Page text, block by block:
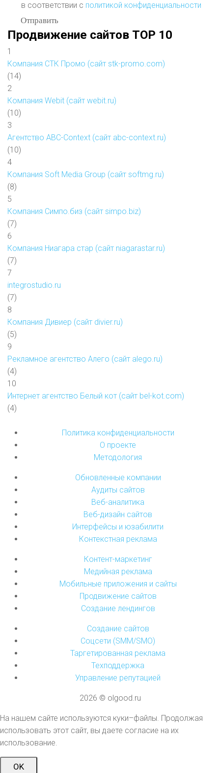
в соответствии с политикой конфиденциальности
Отправить
Продвижение сайтов TOP 10
1
Компания СТК Промо (сайт stk-promo.com)
(14)
2
Компания Webit (сайт webit.ru)
(10)
3
Агентство ABC-Context (сайт abc-context.ru)
(10)
4
Компания Soft Media Group (сайт softmg.ru)
(8)
5
Компания Симпо.биз (сайт simpo.biz)
(7)
6
Компания Ниагара стар (сайт niagarastar.ru)
(7)
7
integrostudio.ru
(7)
8
Компания Дивиер (сайт divier.ru)
(5)
9
Рекламное агентство Алего (сайт alego.ru)
(4)
10
Интернет агентство Белый кот (сайт bel-kot.com)
(4)
Политика конфиденциальности
О проекте
Методология
Обновленные компании
Аудиты сайтов
Веб-аналитика
Веб-дизайн сайтов
Интерфейсы и юзабилити
Контекстная реклама
Контент-маркетинг
Медийная реклама
Мобильные приложения и сайты
Продвижение сайтов
Создание лендингов
Создание сайтов
Соцсети (SMM/SMO)
Таргетированная реклама
Техподдержка
Управление репутацией
2026 © olgood.ru
На нашем сайте используются куки–файлы. Продолжая
использовать этот сайт, вы даете согласие на их
использование.
OK